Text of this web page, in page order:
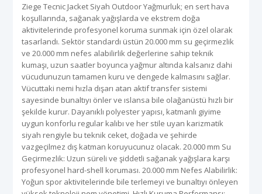
Ziege Tecnic Jacket Siyah Outdoor Yağmurluk; en sert hava
koşullarında, sağanak yağışlarda ve ekstrem doğa
aktivitelerinde profesyonel koruma sunmak için özel olarak
tasarlandı. Sektör standardı üstün 20.000 mm su geçirmezlik
ve 20.000 mm nefes alabilirlik değerlerine sahip teknik
kumaşı, uzun saatler boyunca yağmur altında kalsanız dahi
vücudunuzun tamamen kuru ve dengede kalmasını sağlar.
Vücuttaki nemi hızla dışarı atan aktif transfer sistemi
sayesinde bunaltıyı önler ve ıslansa bile olağanüstü hızlı bir
şekilde kurur. Dayanıklı polyester yapısı, katmanlı giyime
uygun konforlu regular kalıbı ve her stile uyan karizmatik
siyah rengiyle bu teknik ceket, doğada ve şehirde
vazgeçilmez dış katman koruyucunuz olacak. 20.000 mm Su
Geçirmezlik: Uzun süreli ve şiddetli sağanak yağışlara karşı
profesyonel hard-shell koruması. 20.000 mm Nefes Alabilirlik:
Yoğun spor aktivitelerinde bile terlemeyi ve bunaltıyı önleyen